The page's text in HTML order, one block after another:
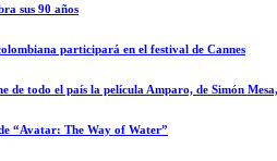
sus 90 años
participará en el festival de Cannes
de todo el país la película Amparo, de Simón
“Avatar: The Way of Water”